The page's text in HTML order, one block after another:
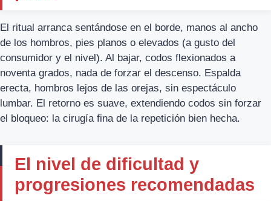
El ritual arranca sentándose en el borde, manos al ancho
de los hombros, pies planos o elevados (a gusto del
consumidor y el nivel). Al bajar, codos flexionados a
noventa grados, nada de forzar el descenso. Espalda
erecta, hombros lejos de las orejas, sin espectáculo
lumbar. El retorno es suave, extendiendo codos sin forzar
el bloqueo: la cirugía fina de la repetición bien hecha.
El nivel de dificultad y
progresiones recomendadas